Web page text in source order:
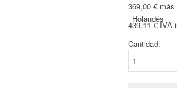
Holandés
369,00 € más
439,11€IVA
Cantidad: